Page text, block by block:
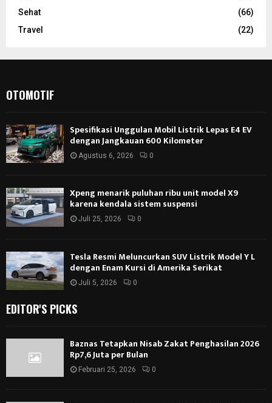
Sehat
(66)
Travel
(22)
OTOMOTIF
Spesifikasi Unggulan Mobil Listrik Lepas E4 EV
dengan Jangkauan 600 Kilometer
Agustus 6, 2026 0
Xpeng menarik puluhan ribu unit model X9
karena kendala sistem suspensi
Juli 25, 2026 0
Tesla Resmi Meluncurkan SUV Listrik Model Y L
dengan Enam Kursi di Amerika Serikat
Juli 5, 2026 0
EDITOR'S PICKS
Baznas Tetapkan Nisab Zakat Penghasilan 2026
Rp7,6 Juta per Bulan
Februari 25, 2026 0